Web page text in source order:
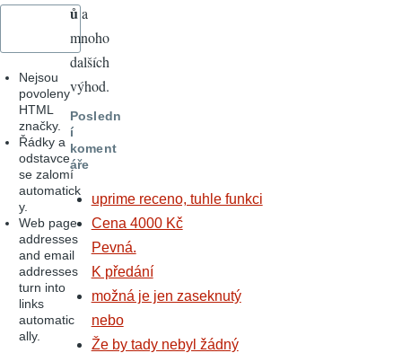
Nejsou
povoleny
HTML
značky.
Řádky a
odstavce
se zalomí
automatick
y.
Web page
addresses
and email
addresses
turn into
links
automatic
ally.
ůa
mnoho
dalších
výhod.
Posledn
í
koment
áře
uprime receno, tuhle funkci
Cena 4000 Kč
Pevná.
K předání
možná je jen zaseknutý
nebo
Že by tady nebyl žádný